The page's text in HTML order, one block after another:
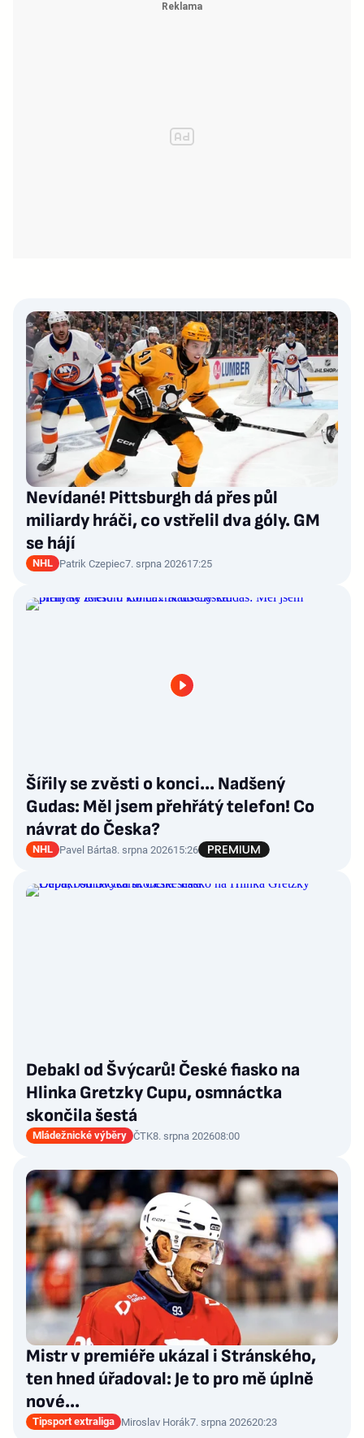
Nevídané! Pittsburgh dá přes půl
miliardy hráči, co vstřelil dva góly. GM
se hájí
NHL Patrik Czepiec7. srpna 202617:25
Šířily se zvěsti o konci... Nadšený
Gudas: Měl jsem přehřátý telefon! Co
návrat do Česka?
NHL Pavel Bárta8. srpna 202615:26
Debakl od Švýcarů! České fiasko na
Hlinka Gretzky Cupu, osmnáctka
skončila šestá
Mládežnické výběry ČTK8. srpna 202608:00
Mistr v premiéře ukázal i Stránského,
ten hned úřadoval: Je to pro mě úplně
nové…
Tipsport extraliga Miroslav Horák7. srpna 202620:23